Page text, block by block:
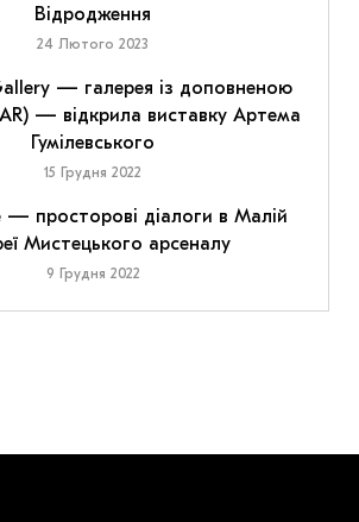
Відродження
24 Лютого 2023
— галерея із доповненою
— відкрила виставку Артема
Гумілевського
15 Грудня 2022
— просторові діалоги в Малій
Мистецького арсеналу
9 Грудня 2022